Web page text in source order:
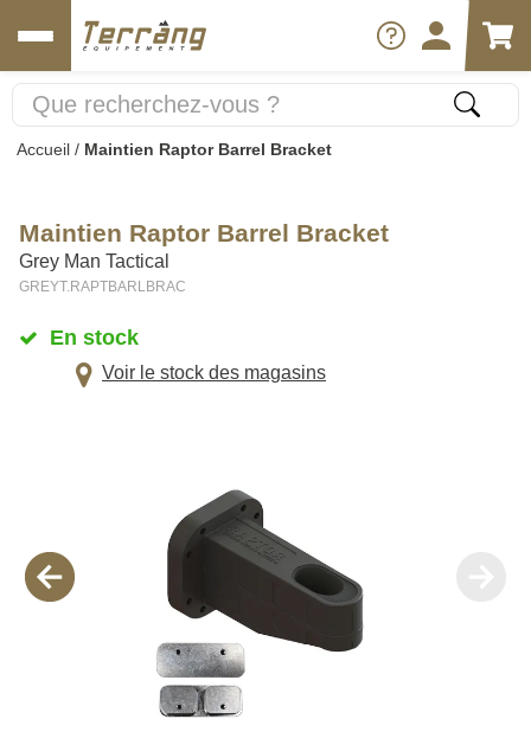
Accueil / Maintien Raptor Barrel Bracket
Maintien Raptor Barrel Bracket
Grey Man Tactical
GREYT.RAPTBARLBRAC
En stock
Voir le stock des magasins